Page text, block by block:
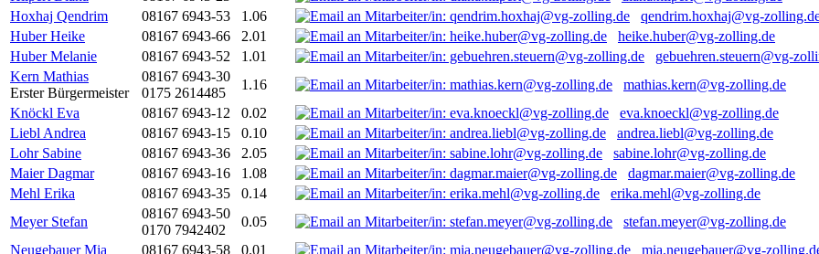
Hoxhaj Qendrim
08167 6943-53 1.06
qendrim.hoxhaj@vg-
Huber Heike
08167 6943-66 2.01
heike.huber@vg-zolling.de
Huber Melanie
08167 6943-52 1.01
gebuehren.steuern@vg-
Kern Mathias
Erster Bürgermeister
08167 6943-30
0175 2614485
1.16
mathias.kern@vg-zolling.de
Knöckl Eva
08167 6943-12 0.02
eva.knoeckl@vg-zolling.de
Liebl Andrea
08167 6943-15 0.10
andrea.liebl@vg-zolling.de
Lohr Sabine
08167 6943-36 2.05
sabine.lohr@vg-zolling.de
Maier Dagmar
08167 6943-16 1.08
dagmar.maier@vg-zolling.de
Mehl Erika
08167 6943-35 0.14
erika.mehl@vg-zolling.de
Meyer Stefan
08167 6943-50
0170 7942402
0.05
stefan.meyer@vg-zolling.de
Neugebauer Mia
08167 6943-58 0.01
mia.neugebauer@vg-